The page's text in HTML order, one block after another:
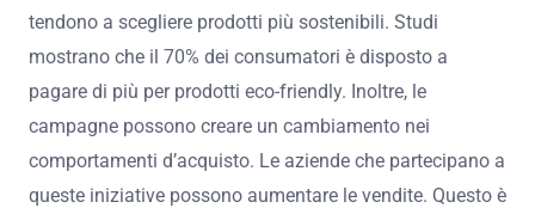
tendono a scegliere prodotti più sostenibili. Studi
mostrano che il 70% dei consumatori è disposto a
pagare di più per prodotti eco-friendly. Inoltre, le
campagne possono creare un cambiamento nei
comportamenti d’acquisto. Le aziende che partecipano a
queste iniziative possono aumentare le vendite. Questo è